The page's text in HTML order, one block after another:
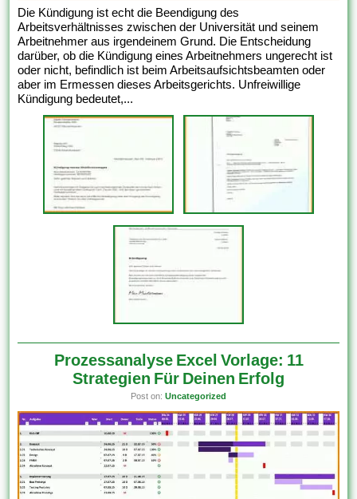
Die Kündigung ist echt die Beendigung des
Arbeitsverhältnisses zwischen der Universität und seinem
Arbeitnehmer aus irgendeinem Grund. Die Entscheidung
darüber, ob die Kündigung eines Arbeitnehmers ungerecht ist
oder nicht, befindlich ist beim Arbeitsaufsichtsbeamten oder
aber im Ermessen dieses Arbeitsgerichts. Unfreiwillige
Kündigung bedeutet,...
Prozessanalyse Excel Vorlage: 11
Strategien Für Deinen Erfolg
Post on: Uncategorized